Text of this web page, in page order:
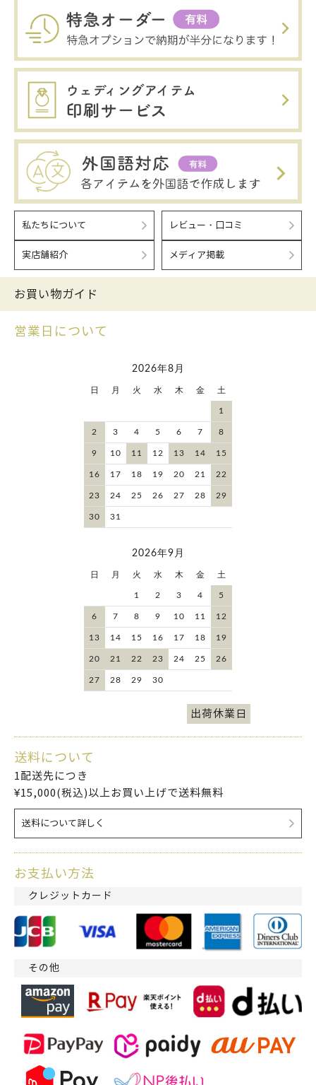
私たちについて レビュー・口コミ
実店舗紹介 メディア掲載
お買い物ガイド
営業日について
2026年8月
日 月 火 水 木 金 土
1
2 3 4 5 6 7 8
9 10 11 12 13 14 15
16 17 18 19 20 21 22
23 24 25 26 27 28 29
30 31
2026年9月
日 月 火 水 木 金 土
1 2 3 4 5
6 7 8 9 10 11 12
13 14 15 16 17 18 19
20 21 22 23 24 25 26
27 28 29 30
出荷休業日
送料について
1配送先につき
¥15,000(税込)以上お買い上げで送料無料
送料について詳しく
お支払い方法
クレジットカード
その他